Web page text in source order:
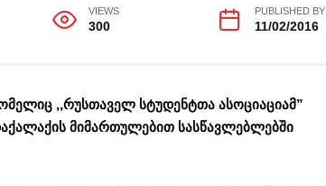
VIEWS
300
PUBLISHED BY
11/02/2016
,,რუსთაველ სტუდენტთა ასოციაციამ”
მიმართულებით სასწავლებლებში